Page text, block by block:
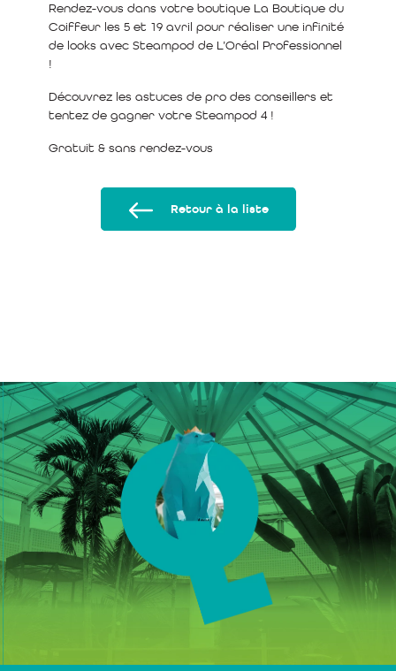
Rendez-vous dans votre boutique La Boutique du
Coiffeur les 5 et 19 avril pour réaliser une infinité
de looks avec Steampod de L’Oréal Professionnel
!
Découvrez les astuces de pro des conseillers et
tentez de gagner votre Steampod 4 !
Gratuit & sans rendez-vous
Retour à la liste